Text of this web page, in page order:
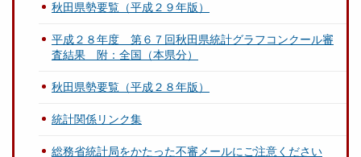
秋田県勢要覧（平成２９年版）
平成２８年度 第６７回秋田県統計グラフコンクール審
査結果 附：全国（本県分）
秋田県勢要覧（平成２８年版）
統計関係リンク集
総務省統計局をかたった不審メールにご注意ください